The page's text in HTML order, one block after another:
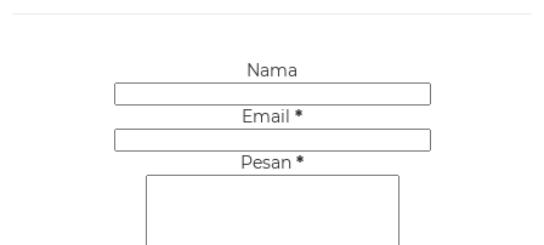
Nama
Email *
Pesan *